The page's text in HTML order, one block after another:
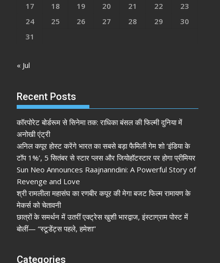
17
18 19 20 21 22
23
24
25 26 27 28 29
30
31
« Jul
Recent Posts
कॉरपोरेट बोर्डरूम से सिनेमा तक: राधिका बंसल की फिल्मी दुनिया में
अनोखी एंट्री
अनिल कपूर होस्ट करेंगे भारत का सबसे बड़ा फैमिली गेम शो ‘इंडिया के
टॉप 1%’, 5 सितंबर से स्टार प्लस और जियोहॉटस्टार पर होगा प्रीमियर
Sun Neo Announces Raajnanndini: A Powerful Story of
Revenge and Love
श्री रामलीला महासंघ का रणबीर कपूर की मेगा बजट फिल्म रामायण के
मेकर्स को चेतावनी
छात्रों के समर्थन में उतरीं एक्ट्रेस खुशी भारद्वाज, इंस्टाग्राम पोस्ट में
बोलीं— “स्टूडेंट्स पहले, हमेशा”
Categories